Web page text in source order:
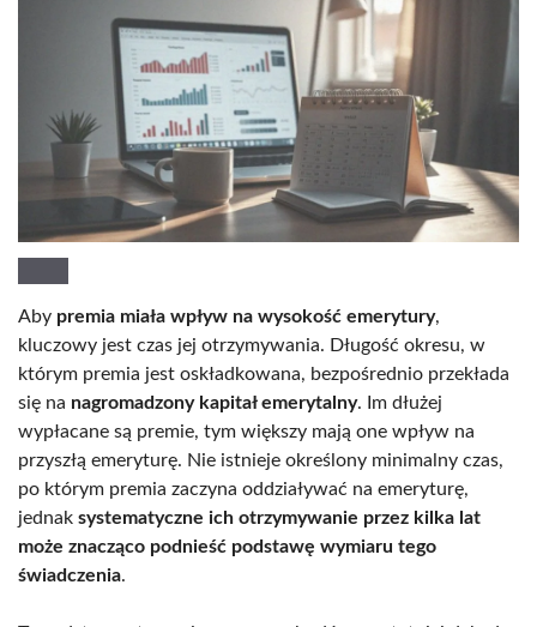
Aby premia miała wpływ na wysokość emerytury,
kluczowy jest czas jej otrzymywania. Długość okresu, w
którym premia jest oskładkowana, bezpośrednio przekłada
się na nagromadzony kapitał emerytalny. Im dłużej
wypłacane są premie, tym większy mają one wpływ na
przyszłą emeryturę. Nie istnieje określony minimalny czas,
po którym premia zaczyna oddziaływać na emeryturę,
jednak systematyczne ich otrzymywanie przez kilka lat
może znacząco podnieść podstawę wymiaru tego
świadczenia.